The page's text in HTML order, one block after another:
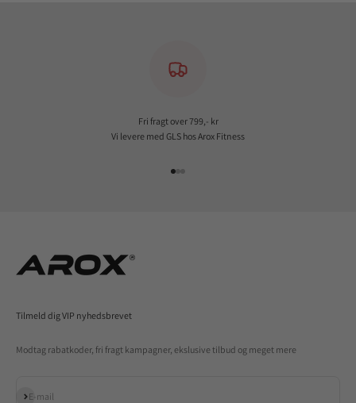
Fri fragt over 799,- kr
Vi levere med GLS hos Arox Fitness
Gå til element 1
Gå til element 2
Gå til element 3
Tilmeld dig VIP nyhedsbrevet
Modtag rabatkoder, fri fragt kampagner, ekslusive tilbud og meget mere
E-mail
Abonnér